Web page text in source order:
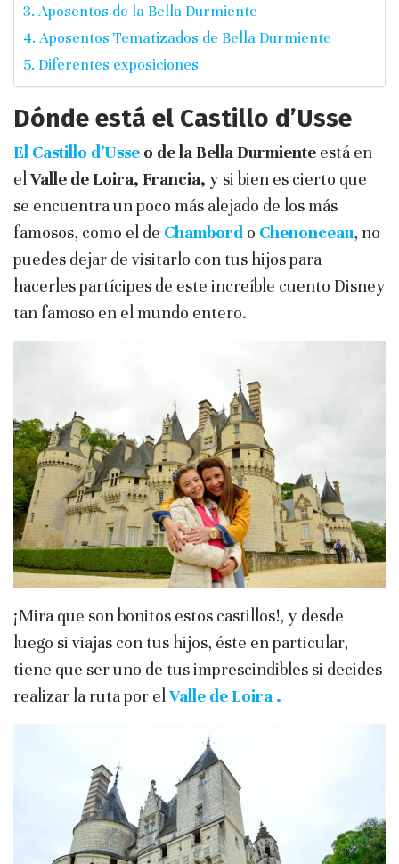
Aposentos de la Bella Durmiente
Aposentos Tematizados de Bella Durmiente
Diferentes exposiciones
Dónde está el Castillo d’Usse
El Castillo d’Usse o de la Bella Durmiente está en
elValle de Loira, Francia, y si bien es cierto que
se encuentra un poco más alejado de los más
famosos, como el de Chambord o Chenonceau, no
puedes dejar de visitarlo con tus hijos para
hacerles partícipes de este increíble cuento Disney
tan famoso en el mundo entero.
¡Mira que son bonitos estos castillos!, y desde
luego si viajas con tus hijos, éste en particular,
tiene que ser uno de tus imprescindibles si decides
realizar la ruta por elValle de Loira .